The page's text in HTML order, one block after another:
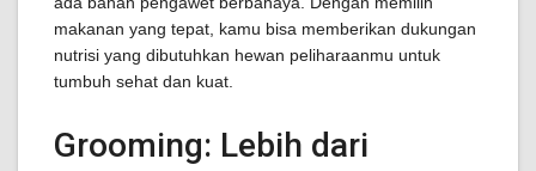
makanan yang tepat, kamu bisa memberikan dukungan
nutrisi yang dibutuhkan hewan peliharaanmu untuk
tumbuh sehat dan kuat.
Grooming: Lebih dari